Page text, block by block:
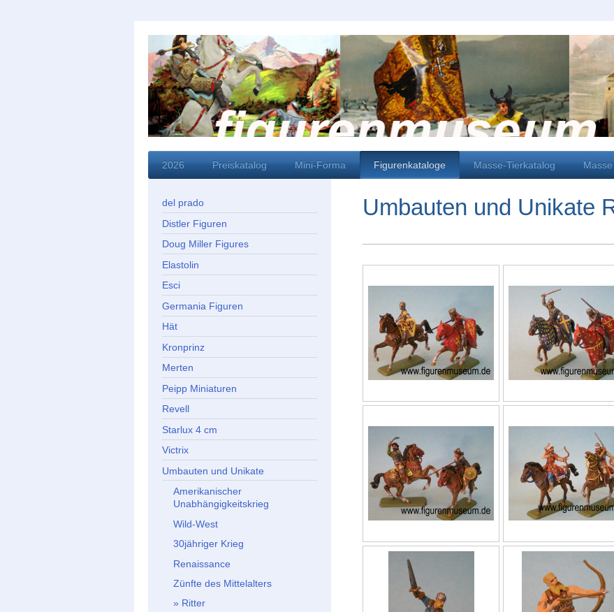
2026 Preiskatalog Mini-Forma Figurenkataloge Masse-Tierkatalog Masse
Umbauten und Unikate
del prado
Distler Figuren
Doug Miller Figures
Elastolin
Esci
Germania Figuren
Hät
Kronprinz
Merten
Peipp Miniaturen
Revell
Starlux 4 cm
Victrix
Umbauten und Unikate
Amerikanischer
Unabhängigkeitskrieg
Wild-West
30jähriger Krieg
Renaissance
Zünfte des Mittelalters
Ritter